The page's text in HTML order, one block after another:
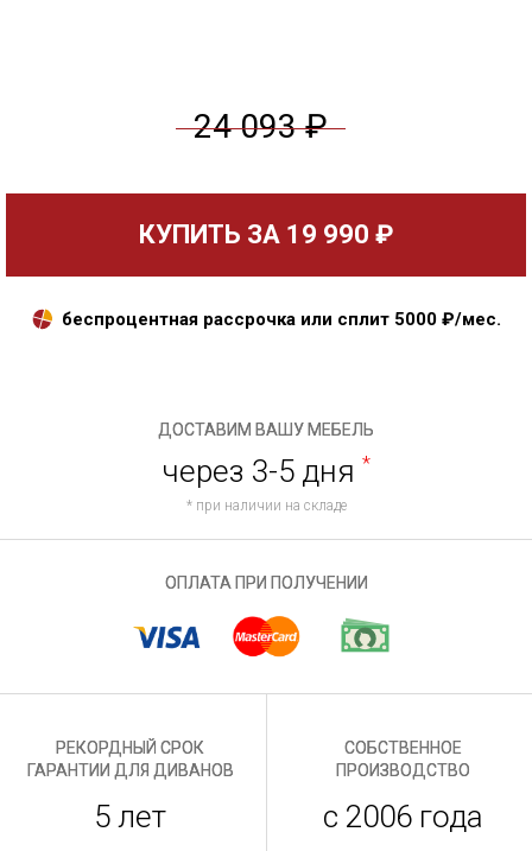
24 093 ₽
КУПИТЬ ЗА 19 990 ₽
беспроцентная рассрочка или сплит 5000 ₽/мес.
ДОСТАВИМ ВАШУ МЕБЕЛЬ
через 3-5 дня *
* при наличии на складе
ОПЛАТА ПРИ ПОЛУЧЕНИИ
РЕКОРДНЫЙ СРОК
ГАРАНТИИ ДЛЯ ДИВАНОВ
5 лет
СОБСТВЕННОЕ
ПРОИЗВОДСТВО
с 2006 года